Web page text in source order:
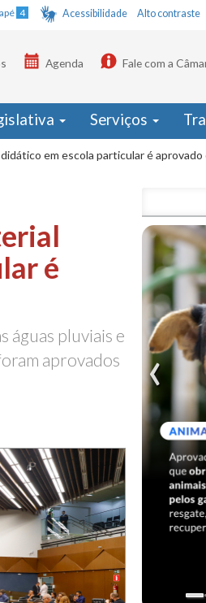
4 Acessibilidade Alto contraste
Agenda Fale com a
Serviços
em escola particular é
é
águas pluviais e
aprovados